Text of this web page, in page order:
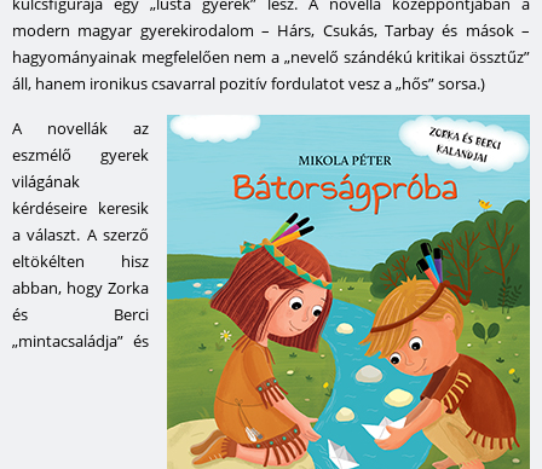
modern magyar gyerekirodalom – Hárs, Csukás, Tarbay és mások –
hagyományainak megfelelően nem a „nevelő szándékú kritikai össztűz”
áll, hanem ironikus csavarral pozitív fordulatot vesz a „hős” sorsa.)
A novellák az
eszmélő gyerek
világának
kérdéseire keresik
a választ. A szerző
eltökélten hisz
abban, hogy Zorka
és Berci
„mintacsaládja” és